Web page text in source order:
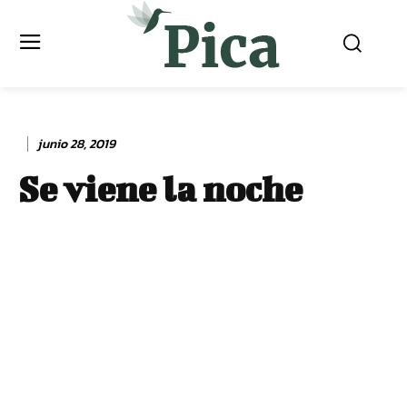
junio 28, 2019
Se viene la noche